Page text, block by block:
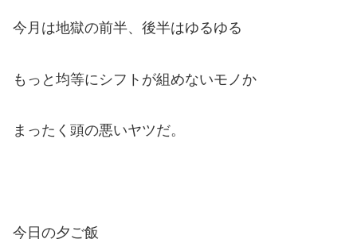
今月は地獄の前半、後半はゆるゆる
もっと均等にシフトが組めないモノか
まったく頭の悪いヤツだ。
今日の夕ご飯